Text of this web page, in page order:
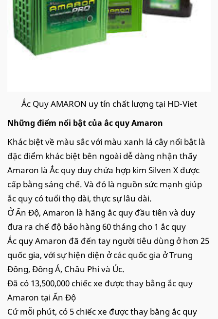
Ắc Quy AMARON uy tín chất lượng tại HD-Viet
Những điểm nổi bật của ắc quy Amaron
Khác biệt về màu sắc với màu xanh lá cây nổi bật là
đặc điểm khác biệt bên ngoài dễ dàng nhận thấy
Amaron là Ắc quy duy chứa hợp kim Silven X được
cấp bằng sáng chế. Và đó là nguồn sức mạnh giúp
ắc quy có tuổi thọ dài, thực sự lâu dài.
Ở Ấn Độ, Amaron là hãng ắc quy đầu tiên và duy
đưa ra chế độ bảo hàng 60 tháng cho 1 ắc quy
Ắc quy Amaron đã đến tay người tiêu dùng ở hơn 25
quốc gia, với sự hiện diện ở các quốc gia ở Trung
Đông, Đông Á, Châu Phi và Úc.
Đã có 13,500,000 chiếc xe được thay bằng ắc quy
Amaron tại Ấn Độ
Cứ mỗi phút, có 5 chiếc xe được thay bằng ắc quy